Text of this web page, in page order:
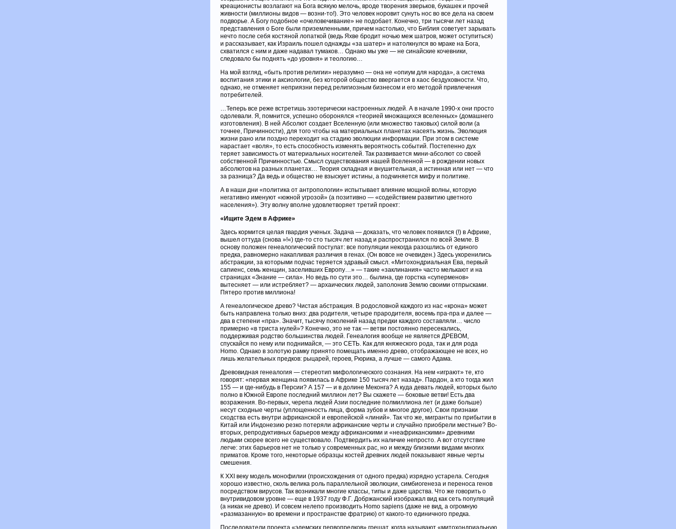
креационисты возлагают на Бога всякую мелочь, вроде творения зверьков, букашек и прочей
живности (миллионы видов — возни-то!). Это человек норовит сунуть нос во все дела на своем
подворье. А Богу подобное «очеловечивание» не подобает. Конечно, три тысячи лет назад
представления о Боге были приземленными, причем настолько, что Библия советует зарывать
нечто после себя костяной лопаткой (ведь Яхве бродит ночью меж шатров, может оступиться)
и рассказывает, как Израиль пошел однажды «за шатер» и натолкнулся во мраке на Бога,
схватился с ним и даже надавал тумаков… Однако мы уже — не синайские кочевники,
следовало бы поднять «до уровня» и теологию…
На мой взгляд, «быть против религии» неразумно — она не «опиум для народа», а система
воспитания этики и аксиологии, без которой общество ввергается в хаос бездуховности. Что,
однако, не отменяет неприязни перед религиозным бизнесом и его методой привлечения
потребителей.
…Теперь все реже встретишь эзотерически настроенных людей. А в начале 1990-х они просто
одолевали. Я, помнится, успешно оборонялся «теорией множащихся вселенных» (домашнего
изготовления). В ней Абсолют создает Вселенную (или множество таковых) силой воли (а
точнее, Причинности), для того чтобы на материальных планетах насеять жизнь. Эволюция
жизни рано или поздно переходит на стадию эволюции информации. При этом в системе
нарастает «воля», то есть способность изменять вероятность событий. Постепенно дух
теряет зависимость от материальных носителей. Так развивается мини-абсолют со своей
собственной Причинностью. Смысл существования нашей Вселенной — в рождении новых
абсолютов на разных планетах… Теория складная и внушительная, а истинная или нет — что
за разница? Да ведь и общество не взыскует истины, а подчиняется мифу и политике.
А в наши дни «политика от антропологии» испытывает влияние мощной волны, которую
негативно именуют «южной угрозой» (а позитивно — «содействием развитию цветного
населения»). Эту волну вполне удовлетворяет третий проект:
«Ищите Эдем в Африке»
Здесь кормится целая гвардия ученых. Задача — доказать, что человек появился (!) в Африке,
вышел оттуда (снова »!«) где-то сто тысяч лет назад и распространился по всей Земле. В
основу положен генеалогический постулат: все популяции некогда разошлись от единого
предка, равномерно накапливая различия в генах. (Он вовсе не очевиден.) Здесь укоренились
абстракции, за которыми подчас теряется здравый смысл. «Митохондриальная Ева, первый
сапиенс, семь женщин, заселивших Европу…» — такие «заклинания» часто мелькают и на
страницах «Знание — сила». Но ведь по сути это… былина, где горстка «суперменов»
вытесняет — или истребляет? — архаических людей, заполонив Землю своими отпрысками.
Пятеро против миллиона!
А генеалогическое древо? Чистая абстракция. В родословной каждого из нас «крона» может
быть направлена только вниз: два родителя, четыре прародителя, восемь пра-пра и далее —
два в степени «пра». Значит, тысячу поколений назад предки каждого составляли… число
примерно «в триста нулей»? Конечно, это не так — ветви постоянно пересекались,
поддерживая родство большинства людей. Генеалогия вообще не является ДРЕВОМ,
спускайся по нему или поднимайся, — это СЕТЬ. Как для княжеского рода, так и для рода
Homo. Однако в золотую рамку принято помещать именно древо, отображающее не всех, но
лишь желательных предков: рыцарей, героев, Рюрика, а лучше — самого Адама.
Древовидная генеалогия — стереотип мифологического сознания. На нем «играют» те, кто
говорят: «первая женщина появилась в Африке 150 тысяч лет назад». Пардон, а кто тогда жил
155 — и где-нибудь в Персии? А 157 — и в долине Меконга? А куда девать людей, которых было
полно в Южной Европе последний миллион лет? Вы скажете — боковые ветви! Есть два
возражения. Во-первых, черепа людей Азии последние полмиллиона лет (и даже больше)
несут сходные черты (уплощенность лица, форма зубов и многое другое). Свои признаки
сходства есть внутри африканской и европейской «линий». Так что же, мигранты по прибытии в
Китай или Индонезию резко потеряли африканские черты и случайно приобрели местные? Во-
вторых, репродуктивных барьеров между африканскими и «неафриканскими» древними
людьми скорее всего не существовало. Подтвердить их наличие непросто. А вот отсутствие
легче: этих барьеров нет не только у современных рас, но и между близкими видами многих
приматов. Кроме того, некоторые образцы костей древних людей показывают явные черты
смешения.
К XXI веку модель монофилии (происхождения от одного предка) изрядно устарела. Сегодня
хорошо известно, сколь велика роль параллельной эволюции, симбиогенеза и переноса генов
посредством вирусов. Так возникали многие классы, типы и даже царства. Что же говорить о
внутривидовом уровне — еще в 1937 году Ф.Г. Добржанский изображал вид как сеть популяций
(а никак не древо). И совсем нелепо производить Homo sapiens (даже не вид, а огромную
«размазанную» во времени и пространстве фратрию) от какого-то единичного предка.
Последователи проекта «эдемских первопредков» грешат, когда называют «митохондриальную